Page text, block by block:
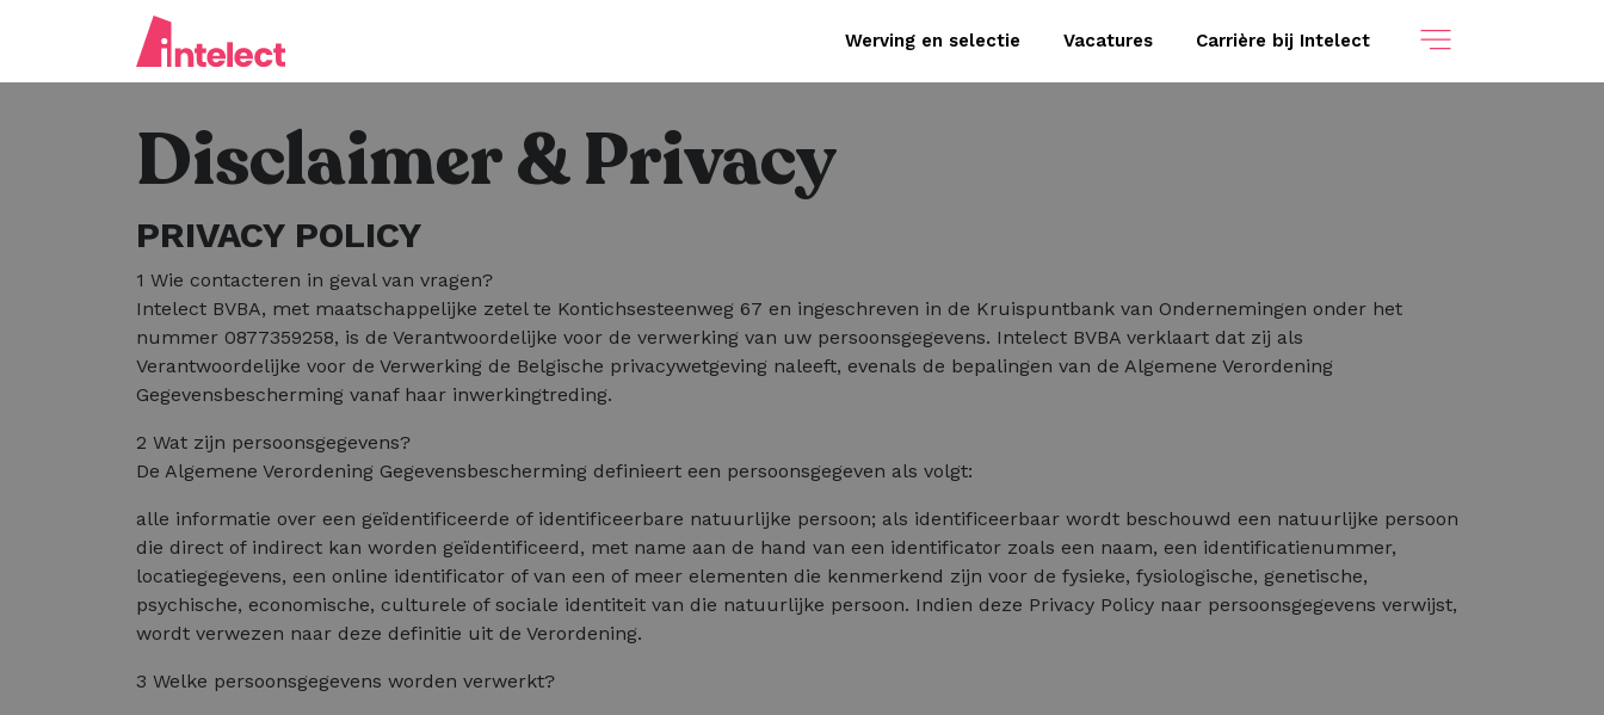
Werving en selectie Vacatures Carrière bij Intelect
Disclaimer & Privacy
PRIVACY POLICY
1 Wie contacteren in geval van vragen?
Intelect BVBA, met maatschappelijke zetel te Kontichsesteenweg 67 en ingeschreven in de Kruispuntbank van Ondernemingen onder het
nummer 0877359258, is de Verantwoordelijke voor de verwerking van uw persoonsgegevens. Intelect BVBA verklaart dat zij als
Verantwoordelijke voor de Verwerking de Belgische privacywetgeving naleeft, evenals de bepalingen van de Algemene Verordening
Gegevensbescherming vanaf haar inwerkingtreding.
2 Wat zijn persoonsgegevens?
De Algemene Verordening Gegevensbescherming definieert een persoonsgegeven als volgt:
alle informatie over een geïdentificeerde of identificeerbare natuurlijke persoon; als identificeerbaar wordt beschouwd een natuurlijke persoon
die direct of indirect kan worden geïdentificeerd, met name aan de hand van een identificator zoals een naam, een identificatienummer,
locatiegegevens, een online identificator of van een of meer elementen die kenmerkend zijn voor de fysieke, fysiologische, genetische,
psychische, economische, culturele of sociale identiteit van die natuurlijke persoon. Indien deze Privacy Policy naar persoonsgegevens verwijst,
wordt verwezen naar deze definitie uit de Verordening.
3 Welke persoonsgegevens worden verwerkt?